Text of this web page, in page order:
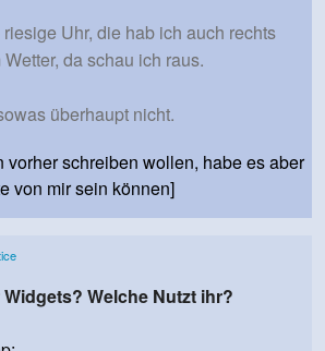
Uhr, die hab ich auch rechts
da schau ich raus.
überhaupt nicht.
vorher schreiben wollen, habe es aber
von mir sein können]
Welche Nutzt ihr?